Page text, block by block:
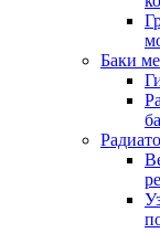
Баки